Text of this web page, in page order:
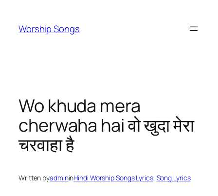
content
Worship Songs
Wo khuda mera
cherwaha hai वो खुदा मेरा
चरवाहा है
Written byadmininHindi Worship Songs Lyrics, Song Lyrics